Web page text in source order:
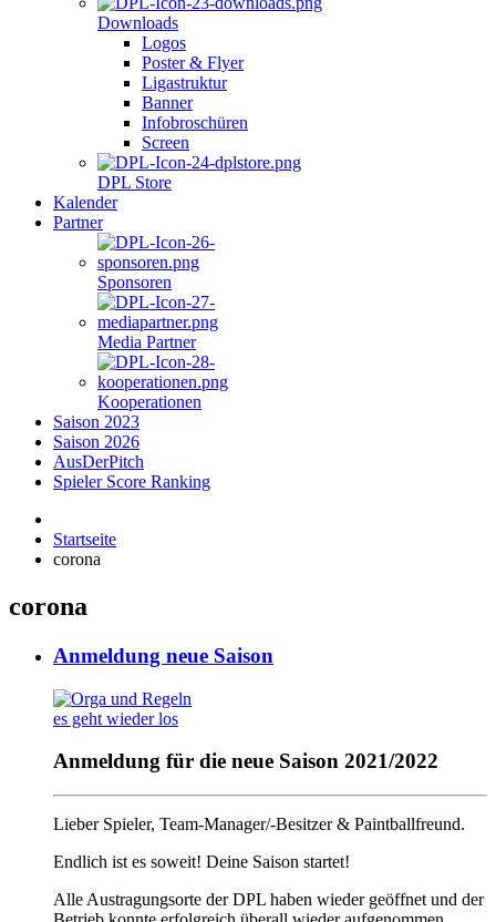
Downloads
Logos
Poster & Flyer
Ligastruktur
Banner
Infobroschüren
Screen
DPL Store
Kalender
Partner
Sponsoren
Media Partner
Kooperationen
Saison 2023
Saison 2026
AusDerPitch
Spieler Score Ranking
Startseite
corona
corona
Anmeldung neue Saison
es geht wieder los
Anmeldung für die neue Saison 2021/2022
Lieber Spieler, Team-Manager/-Besitzer & Paintballfreund.
Endlich ist es soweit! Deine Saison startet!
Alle Austragungsorte der DPL haben wieder geöffnet und der